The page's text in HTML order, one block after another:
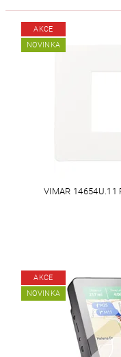
AKCE
NOVINKA
VIMAR 14654U.11
AKCE
NOVINKA